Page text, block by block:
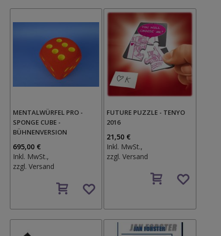
MENTALWÜRFEL PRO -
SPONGE CUBE -
BÜHNENVERSION
695,00 €
Inkl. MwSt.,
zzgl. Versand
den
FUTURE PUZZLE - TENYO
2016
21,50 €
Inkl. MwSt.,
zzgl.Versand
den